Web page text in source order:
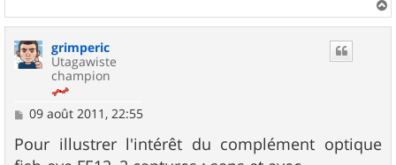
a
grimperic
Utagawiste
champion
M
s
s
09 août 2011, 22:55
Pour illustrer l'intérêt du complément optique